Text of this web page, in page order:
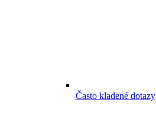
Často kladené dotazy